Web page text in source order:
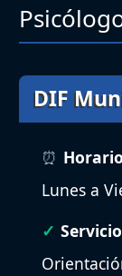
DIF
Lunes a